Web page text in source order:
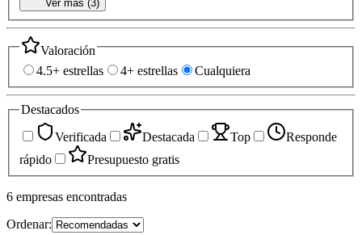
Ver más (3)
Valoración
4.5+ estrellas
4+ estrellas Cualquiera
Destacados
Verificada
Destacada Top
Responde
rápido
Presupuesto gratis
6 empresas encontradas
Ordenar: